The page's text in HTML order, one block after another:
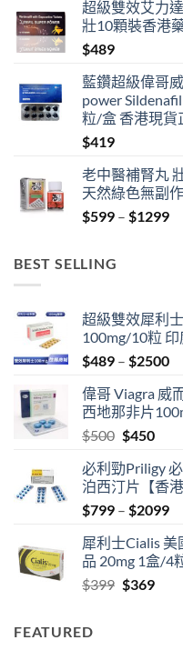
超級雙效艾力
壯10顆裝香港
$489
藍鑽超級偉哥
power
粒/盒 香港現貨
$419
老中醫補腎丸
天然綠色無副
$599 – $1299
BEST SELLING
超級雙效犀利
100mg/10粒
$489 – $2500
偉哥 Viagra 威
西地那非片
$500 Original
was:
$500.
$450
is:
必利勁Priligy
泊西汀片【香
$799 – $2099
犀利士Cialis
品 20mg 1盒/4
$399 Original
$369
FEATURED